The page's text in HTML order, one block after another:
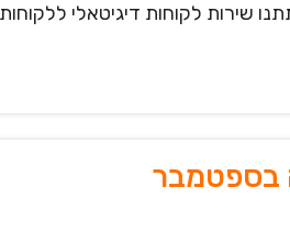
נציגי.ות שירות לקוחות בווטסאפ 24/7 תחילת קורס
בספטמבר